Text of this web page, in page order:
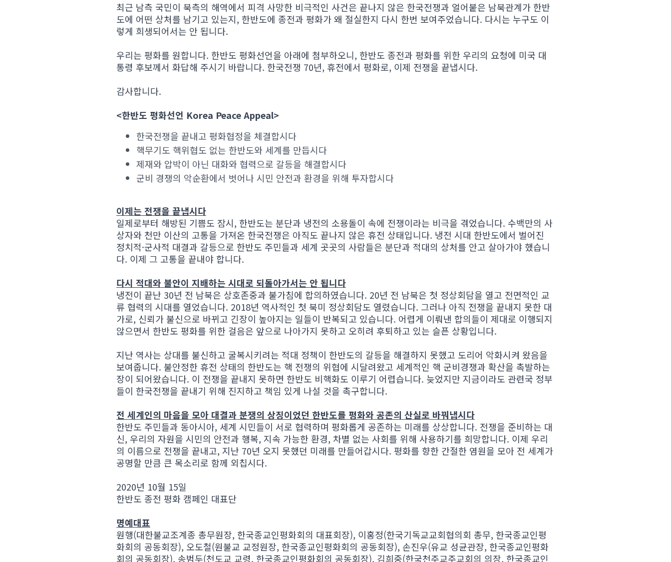
최근 남측 국민이 북측의 해역에서 피격 사망한 비극적인 사건은 끝나지 않은 한국전쟁과 얼어붙은 남북관계가 한반
도에 어떤 상처를 남기고 있는지, 한반도에 종전과 평화가 왜 절실한지 다시 한번 보여주었습니다. 다시는 누구도 이
렇게 희생되어서는 안 됩니다.
우리는 평화를 원합니다. 한반도 평화선언을 아래에 첨부하오니, 한반도 종전과 평화를 위한 우리의 요청에 미국 대
통령 후보께서 화답해 주시기 바랍니다. 한국전쟁 70년, 휴전에서 평화로, 이제 전쟁을 끝냅시다.
감사합니다.
<한반도 평화선언 Korea Peace Appeal>
한국전쟁을 끝내고 평화협정을 체결합시다
핵무기도 핵위협도 없는 한반도와 세계를 만듭시다
제재와 압박이 아닌 대화와 협력으로 갈등을 해결합시다
군비 경쟁의 악순환에서 벗어나 시민 안전과 환경을 위해 투자합시다
이제는 전쟁을 끝냅시다
일제로부터 해방된 기쁨도 잠시, 한반도는 분단과 냉전의 소용돌이 속에 전쟁이라는 비극을 겪었습니다. 수백만의 사
상자와 천만 이산의 고통을 가져온 한국전쟁은 아직도 끝나지 않은 휴전 상태입니다. 냉전 시대 한반도에서 벌어진
정치적·군사적 대결과 갈등으로 한반도 주민들과 세계 곳곳의 사람들은 분단과 적대의 상처를 안고 살아가야 했습니
다. 이제 그 고통을 끝내야 합니다.
다시 적대와 불안이 지배하는 시대로 되돌아가서는 안 됩니다
냉전이 끝난 30년 전 남북은 상호존중과 불가침에 합의하였습니다. 20년 전 남북은 첫 정상회담을 열고 전면적인 교
류 협력의 시대를 열었습니다. 2018년 역사적인 첫 북미 정상회담도 열렸습니다. 그러나 아직 전쟁을 끝내지 못한 대
가로, 신뢰가 불신으로 바뀌고 긴장이 높아지는 일들이 반복되고 있습니다. 어렵게 이뤄낸 합의들이 제대로 이행되지
않으면서 한반도 평화를 위한 걸음은 앞으로 나아가지 못하고 오히려 후퇴하고 있는 슬픈 상황입니다.
지난 역사는 상대를 불신하고 굴복시키려는 적대 정책이 한반도의 갈등을 해결하지 못했고 도리어 악화시켜 왔음을
보여줍니다. 불안정한 휴전 상태의 한반도는 핵 전쟁의 위협에 시달려왔고 세계적인 핵 군비경쟁과 확산을 촉발하는
장이 되어왔습니다. 이 전쟁을 끝내지 못하면 한반도 비핵화도 이루기 어렵습니다. 늦었지만 지금이라도 관련국 정부
들이 한국전쟁을 끝내기 위해 진지하고 책임 있게 나설 것을 촉구합니다.
전 세계인의 마음을 모아 대결과 분쟁의 상징이었던 한반도를 평화와 공존의 산실로 바꿔냅시다
한반도 주민들과 동아시아, 세계 시민들이 서로 협력하며 평화롭게 공존하는 미래를 상상합니다. 전쟁을 준비하는 대
신, 우리의 자원을 시민의 안전과 행복, 지속 가능한 환경, 차별 없는 사회를 위해 사용하기를 희망합니다. 이제 우리
의 이름으로 전쟁을 끝내고, 지난 70년 오지 못했던 미래를 만들어갑시다. 평화를 향한 간절한 염원을 모아 전 세계가
공명할 만큼 큰 목소리로 함께 외칩시다.
2020년 10월 15일
한반도 종전 평화 캠페인 대표단
명예대표
원행(대한불교조계종 총무원장, 한국종교인평화회의 대표회장), 이홍정(한국기독교교회협의회 총무, 한국종교인평
화회의 공동회장), 오도철(원불교 교정원장, 한국종교인평화회의 공동회장), 손진우(유교 성균관장, 한국종교인평화
회의 공동회장), 송범두(천도교 교령, 한국종교인평화회의 공동회장), 김희중(한국천주교주교회의 의장, 한국종교인